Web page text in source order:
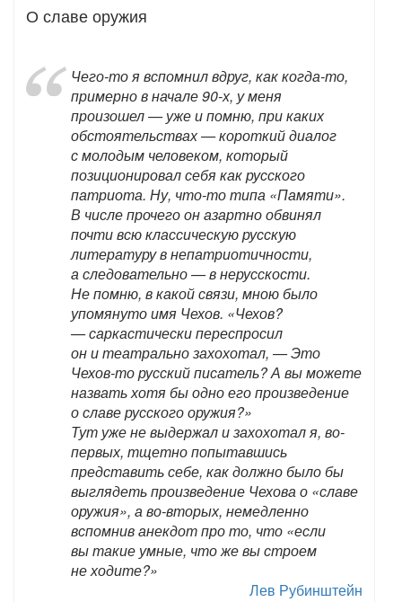
О славе оружия
Чего-то я вспомнил вдруг, как когда-то,
примерно в начале 90-х, у меня
произошел — уже и помню, при каких
обстоятельствах — короткий диалог
с молодым человеком, который
позиционировал себя как русского
патриота. Ну, что-то типа «Памяти».
В числе прочего он азартно обвинял
почти всю классическую русскую
литературу в непатриотичности,
а следовательно — в нерусскости.
Не помню, в какой связи, мною было
упомянуто имя Чехов. «Чехов?
— саркастически переспросил
он и театрально захохотал, — Это
Чехов-то русский писатель? А вы можете
назвать хотя бы одно его произведение
о славе русского оружия?»
Тут уже не выдержал и захохотал я, во-
первых, тщетно попытавшись
представить себе, как должно было бы
выглядеть произведение Чехова о «славе
оружия», а во-вторых, немедленно
вспомнив анекдот про то, что «если
вы такие умные, что же вы строем
не ходите?»
Лев Рубинштейн